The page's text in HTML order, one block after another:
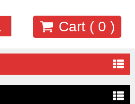
Cart ( 0 )